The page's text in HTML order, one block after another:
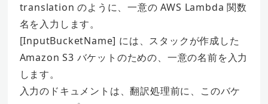
translation のように、一意の AWS Lambda 関数
名を入力します。
[InputBucketName] には、スタックが作成した
Amazon S3 バケットのための、一意の名前を入力
します。
入力のドキュメントは、翻訳処理前に、このバケ